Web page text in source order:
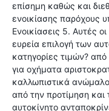
επίσημη καθώς και
ενοικίασης παρόχους
Ενοικίασεις 5. Αυτές
ευρεία επιλογή των
κατηγορίες τιμών?
για οχήματα
καλλωπιστικά
από την προτίμηση και
αυτοκίνητο